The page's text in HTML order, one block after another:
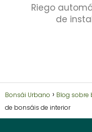
Riego
de
Bonsái Urbano Blog sobre
de bonsáis de interior